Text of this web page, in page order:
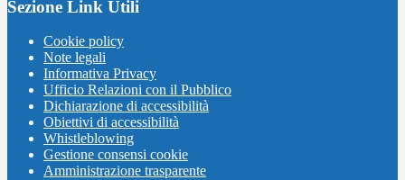
Sezione Link Utili
Cookie policy
Note legali
Informativa Privacy
Ufficio Relazioni con il Pubblico
Dichiarazione di accessibilità
Obiettivi di accessibilità
Whistleblowing
Gestione consensi cookie
Amministrazione trasparente